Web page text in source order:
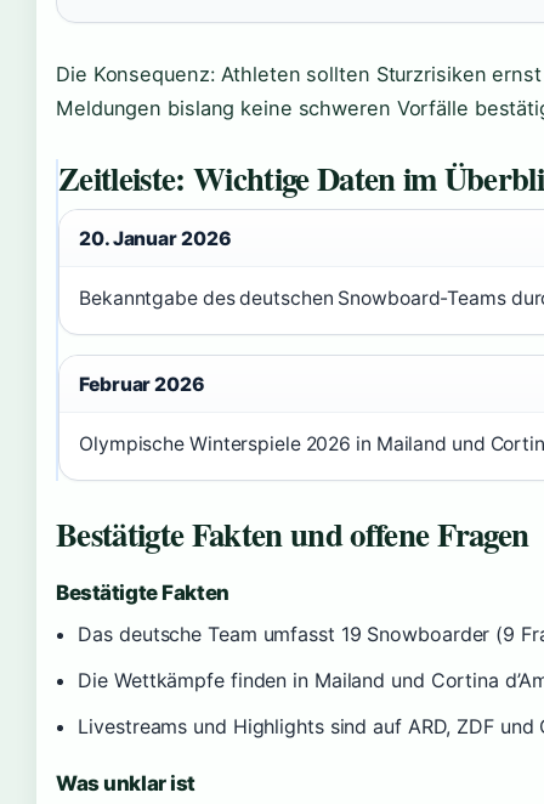
Die Konsequenz: Athleten sollten Sturzrisiken
Meldungen bislang keine schweren Vorfälle
Zeitleiste: Wichtige Daten im
20. Januar 2026
Bekanntgabe des deutschen Snowboard-Teams
Februar 2026
Olympische Winterspiele 2026 in Mailand und
Bestätigte Fakten und offene Fragen
Bestätigte Fakten
Das deutsche Team umfasst 19 Snowboarder (9
Die Wettkämpfe finden in Mailand und Cortina
Livestreams und Highlights sind auf ARD, ZDF
Was unklar ist